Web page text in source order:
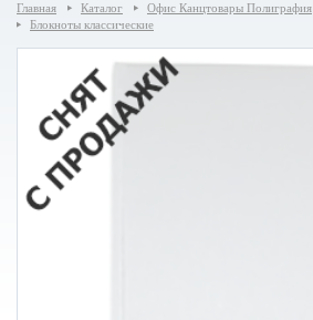
Главная Каталог Офис Канцтовары Полиграфия
Блокноты классические